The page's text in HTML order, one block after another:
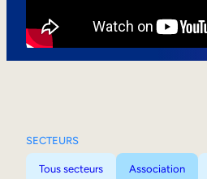
SECTEURS
Tous secteurs Association